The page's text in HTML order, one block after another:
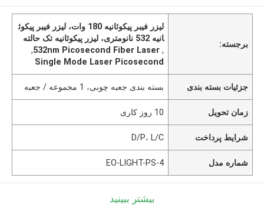
برجسته:
لیزر فیبر پیکوثانیه 180 وات، لیزر فیبر پیکوث
انیه 532 نانومتری، لیزر پیکوثانیه تک حالته
,
532nm Picosecond Fiber Laser
,
Single Mode Laser Picosecond
جزئیات بسته بندی بسته بندی جعبه چوبی، 1 مجموعه / جعبه
زمان تحویل 10 روز کاری
شرایط پرداخت D/P، L/C
شماره مدل EO-LIGHT-PS-4
بیشتر ببینید